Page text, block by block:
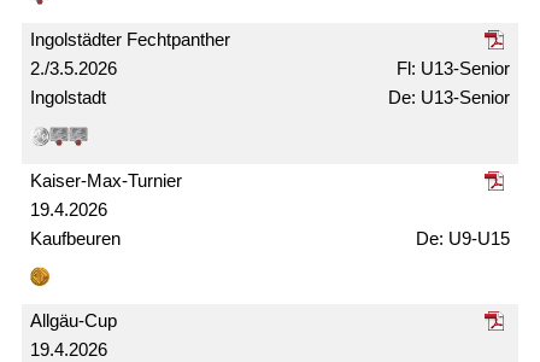
2./3.5.2026
Ingolstädter Fechtpanther
Ingolstadt
U13-Senior
U13-Senior
19.4.2026
Kaiser-Max-Turnier
Kaufbeuren U9-U15
19.4.2026
Allgäu-Cup